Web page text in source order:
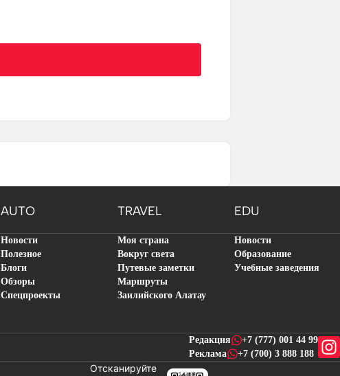
AUTO TRAVEL EDU
Новости
Полезное
Блоги
Обзоры
Спецпроекты
Моя страна
Вокруг света
Путевые заметки
Маршруты
Заилийского Алатау
Новости
Образование
Учебные заведения
Редакция
+7 (777) 001 44 99
Реклама
+7 (700) 3 888 188
Отсканируйте